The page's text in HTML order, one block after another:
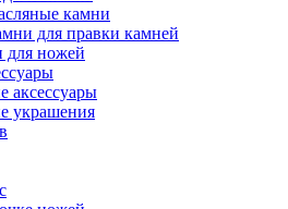
камни
для правки камней
для ножей
аксессуары
украшения